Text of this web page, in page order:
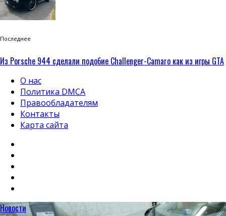
Последнее
Из Porsche 944 сделали подобие Challenger-Camaro как из игры GTA
О нас
Политика DMCA
Правообладателям
Контакты
Карта сайта
Новости